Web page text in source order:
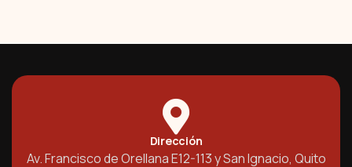
Dirección
Av. Francisco de Orellana E12-113 y San Ignacio, Quito